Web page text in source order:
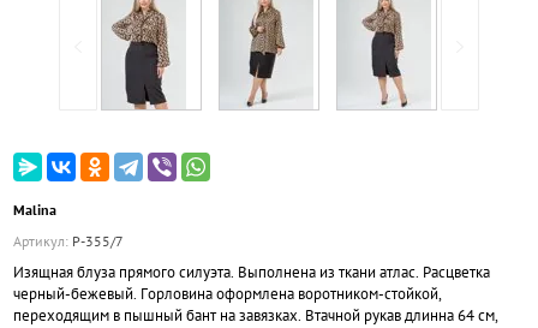
Malina
Артикул: Р-355/7
Изящная блуза прямого силуэта. Выполнена из ткани атлас. Расцветка
черный-бежевый. Горловина оформлена воротником-стойкой,
переходящим в пышный бант на завязках. Втачной рукав длинна 64 см,